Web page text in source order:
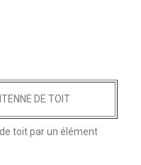
DE TOIT
toit par un élément